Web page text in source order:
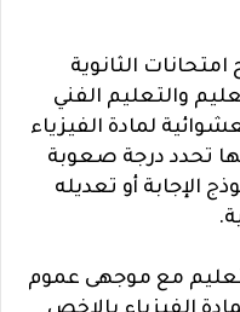
الثانوية
والتعليم الفني
لمادة الفيزياء
تحدد درجة صعوبة
الإجابة أو تعديله
مع موجهى عموم